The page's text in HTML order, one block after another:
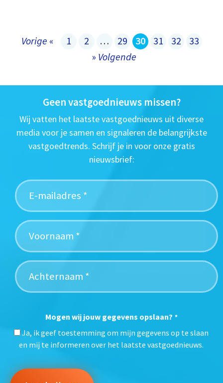
Vorige « 1 2 … 29 30 31 32
33
» Volgende
Geen vastgoednieuws missen?
Wij vatten het laatste vastgoednieuws uit diverse
media voor je samen en signaleren de belangrijkste
vastgoedtrends. Schrijf je in voor onze gratis
nieuwsbrief:
Mogen wij jouw gegevens opslaan? *
Ja, ik geef toestemming om mijn gegevens op te slaan
en mij te informeren over het laatste vastgoednieuws.